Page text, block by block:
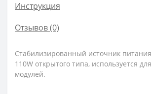
Инструкция
Отзывов (0)
Стабилизированный источник питания
110W открытого типа, используется
модулей.